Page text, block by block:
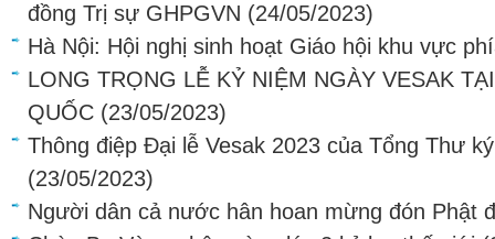
đồng Trị sự GHPGVN (24/05/2023)
Hà Nội: Hội nghị sinh hoạt Giáo hội khu vực
LONG TRỌNG LỄ KỶ NIỆM NGÀY VESAK
QUỐC (23/05/2023)
Thông điệp Đại lễ Vesak 2023 của Tổng Thư
(23/05/2023)
Người dân cả nước hân hoan mừng đón Phật